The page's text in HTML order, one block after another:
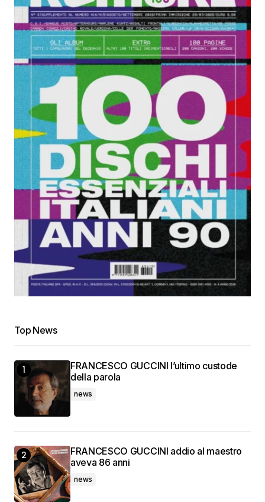
Top News
FRANCESCO GUCCINI l’ultimo custode
della parola
news
FRANCESCO GUCCINI addio al maestro
aveva 86 anni
news